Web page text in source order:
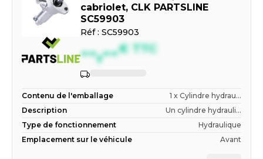
cabriolet, CLK PARTSLINE
SC59903
Réf : SC59903
--,--€ TTC
Contenu de l'emballage
1 x Cylindre hydrau...
Description
Un cylindre hydrauli...
Type de fonctionnement
Hydraulique
Emplacement sur le véhicule
Avant